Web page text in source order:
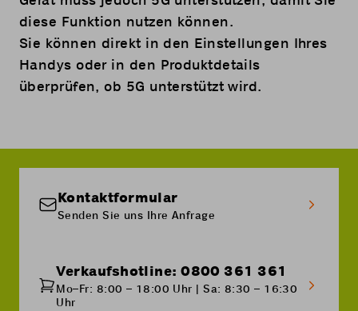
diese Funktion nutzen können.
Sie können direkt in den Einstellungen Ihres
Handys oder in den Produktdetails
überprüfen, ob 5G unterstützt wird.
Kontaktformular
Senden Sie uns Ihre Anfrage
Verkaufshotline: 0800 361 361
Mo–Fr: 8:00 – 18:00 Uhr | Sa: 8:30 – 16:30
Uhr